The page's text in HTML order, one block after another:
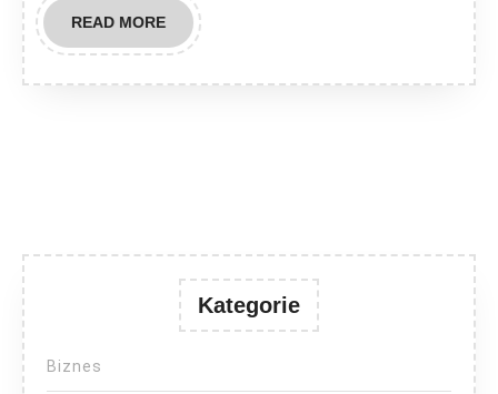
READ MOREREAD
MORE
Kategorie
Biznes